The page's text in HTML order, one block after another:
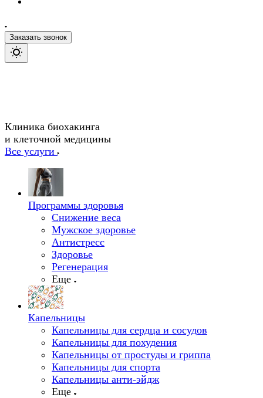
Заказать звонок
Клиника биохакинга
и клеточной медицины
Все услуги
Программы здоровья
Снижение веса
Мужское здоровье
Антистресс
Здоровье
Регенерация
Еще
Капельницы
Капельницы для сердца и сосудов
Капельницы для похудения
Капельницы от простуды и гриппа
Капельницы для спорта
Капельницы анти-эйдж
Еще